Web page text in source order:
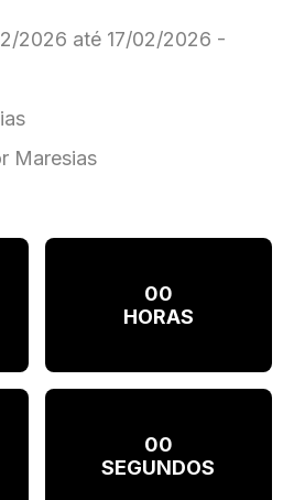
2026 até 17/02/2026 -
Maresias
00
HORAS
00
SEGUNDOS